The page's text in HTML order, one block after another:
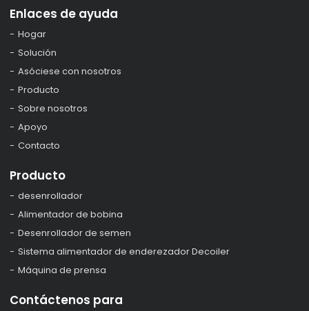
Enlaces de ayuda
Hogar
Solución
Asóciese con nosotros
Producto
Sobre nosotros
Apoyo
Contacto
Producto
desenrollador
Alimentador de bobina
Desenrollador de semen
Sistema alimentador de enderezador Decoiler
Máquina de prensa
Contáctenos para